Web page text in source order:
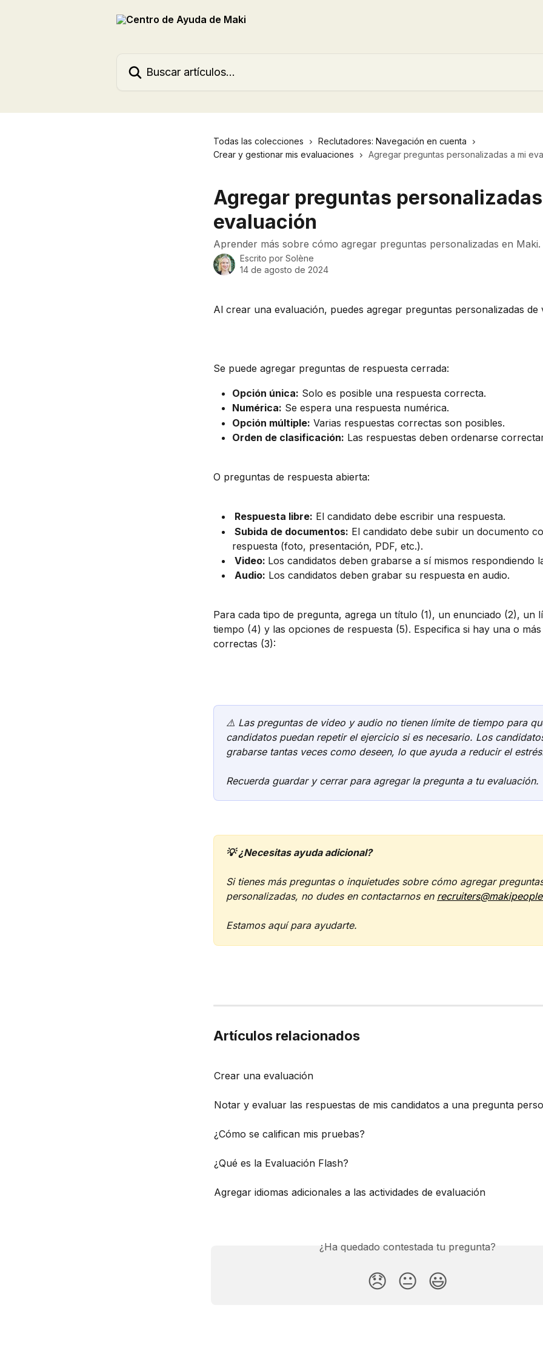
Todas las colecciones
Reclutadores: Navegación en cuenta
Crear y gestionar mis evaluaciones
Agregar preguntas personalizadas a mi
Agregar preguntas
evaluación
Aprender más sobre cómo agregar preguntas personalizadas en Maki.
Escrito por Solène
14 de agosto de 2024
Al crear una evaluación, puedes agregar preguntas personalizadas de
Se puede agregar preguntas de respuesta cerrada:
Opción única: Solo es posible una respuesta correcta.
Numérica: Se espera una respuesta numérica.
Opción múltiple: Varias respuestas correctas son posibles.
Orden de clasificación: Las respuestas deben ordenarse
O preguntas de respuesta abierta:
Respuesta libre: El candidato debe escribir una respuesta.
Subida de documentos: El candidato debe subir un documento
respuesta (foto, presentación, PDF, etc.).
Video: Los candidatos deben grabarse a sí mismos respondiendo
Audio: Los candidatos deben grabar su respuesta en audio.
Para cada tipo de pregunta, agrega un título (1), un enunciado (2), un
tiempo (4) y las opciones de respuesta (5). Especifica si hay una o
correctas (3):
⚠️ Las preguntas de video y audio no tienen límite de tiempo para
candidatos puedan repetir el ejercicio si es necesario. Los
grabarse tantas veces como deseen, lo que ayuda a reducir el
Recuerda guardar y cerrar para agregar la pregunta a tu evaluación.
💡 ¿Necesitas ayuda adicional?
Si tienes más preguntas o inquietudes sobre cómo agregar
personalizadas, no dudes en contactarnos en
Estamos aquí para ayudarte.
Artículos relacionados
Crear una evaluación
Notar y evaluar las respuestas de mis candidatos a una pregunta
¿Cómo se califican mis pruebas?
¿Qué es la Evaluación Flash?
Agregar idiomas adicionales a las actividades de evaluación
¿Ha quedado contestada tu pregunta?
😞 😐 😃